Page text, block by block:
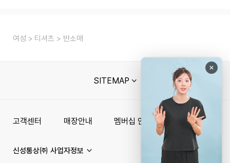
여성 티셔츠 반소매
SITEMAP
고객센터 매장안내 멤버십 안내 단체주문문의
신성통상㈜ 사업자정보